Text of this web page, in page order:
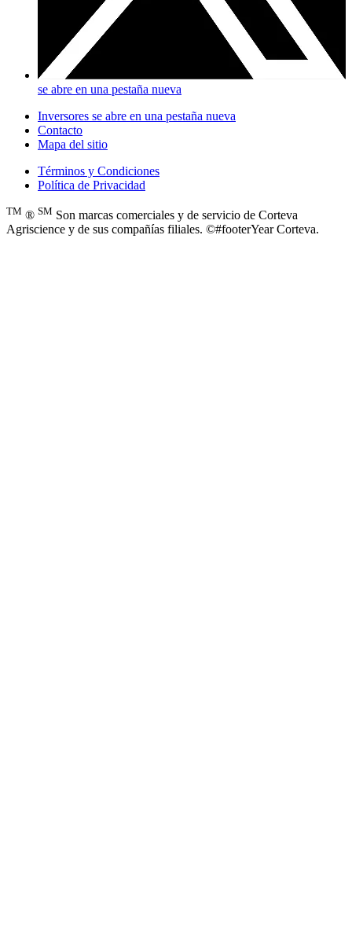
se abre en una pestaña nueva
Inversores se abre en una pestaña nueva
Contacto
Mapa del sitio
Términos y Condiciones
Política de Privacidad
TM ® SM Son marcas comerciales y de servicio de Corteva
Agriscience y de sus compañías filiales. ©#footerYear Corteva.